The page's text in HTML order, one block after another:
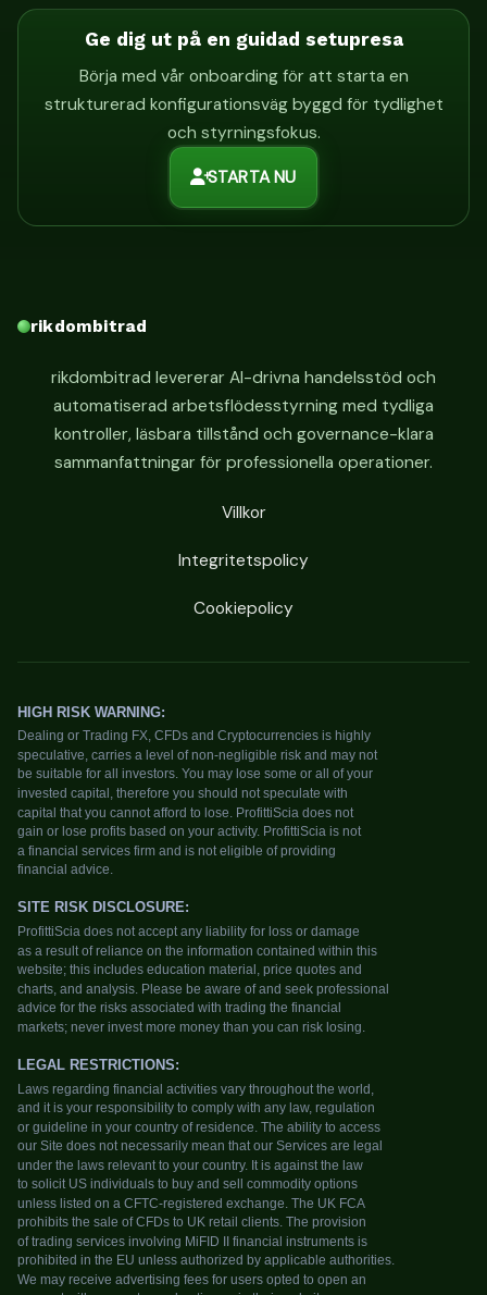
Ge dig ut på en guidad setupresa
Börja med vår onboarding för att starta en
strukturerad konfigurationsväg byggd för tydlighet
och styrningsfokus.
STARTA NU
rikdombitrad
rikdombitrad levererar AI-drivna handelsstöd och
automatiserad arbetsflödesstyrning med tydliga
kontroller, läsbara tillstånd och governance-klara
sammanfattningar för professionella operationer.
Villkor
Integritetspolicy
Cookiepolicy